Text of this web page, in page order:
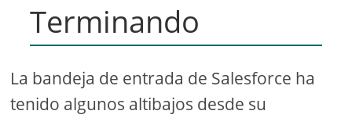
Terminando
La bandeja de entrada de Salesforce ha
tenido algunos altibajos desde su